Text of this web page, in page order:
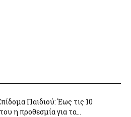
Παιδιού: Έως τις 10
η προθεσμία για τα...